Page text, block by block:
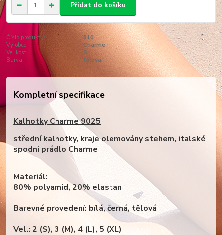
Přidat do košíku
Číslo produktu:
810
Výrobce:
Charme
Velikost:
S
Barva:
tělová
Kompletní specifikace
Kalhotky Charme 9025
střední kalhotky, kraje olemovány stehem, italské
spodní prádlo Charme
Materiál:
80% polyamid, 20% elastan
Barevné provedení: bílá, černá, tělová
Vel.: 2 (S), 3 (M), 4 (L), 5 (XL)